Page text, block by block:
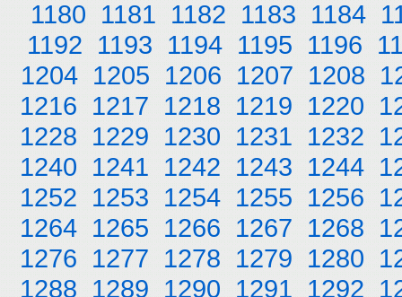
1180 1181 1182 1183 1184
1192 1193 1194 1195 1196
1204 1205 1206 1207 1208
1216 1217 1218 1219 1220
1228 1229 1230 1231 1232
1240 1241 1242 1243 1244
1252 1253 1254 1255 1256
1264 1265 1266 1267 1268
1276 1277 1278 1279 1280
1288 1289 1290 1291 1292